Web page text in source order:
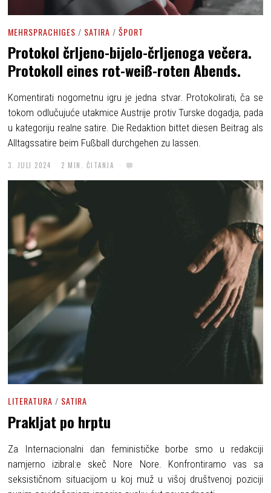
MEHRSPRACHIGES / SATIRA / ŠPORT
Protokol črljeno-bijelo-črljenoga večera.
Protokoll eines rot-weiß-roten Abends.
Komentirati nogometnu igru je jedna stvar. Protokolirati, ča se
tokom odlučujuće utakmice Austrije protiv Turske dogadja, pada
u kategoriju realne satire. Die Redaktion bittet diesen Beitrag als
Alltagssatire beim Fußball durchgehen zu lassen.
3. JULI 2024 2 MIN. ČITANJA
LITERATURA / SATIRA
Prakljat po hrptu
Za Internacionalni dan feminističke borbe smo u redakciji
namjerno izibral:e skeč Nore Nore. Konfrontiramo vas sa
seksističnom situacijom u koj muž u višoj društvenoj poziciji